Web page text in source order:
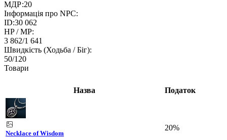
МДР:20
Інформація про NPC:
ID:30 062
HP / MP:
3 862/1 641
Швидкість (Ходьба / Біг):
50/120
Товари
Назва Податок
Necklace of Wisdom
20%